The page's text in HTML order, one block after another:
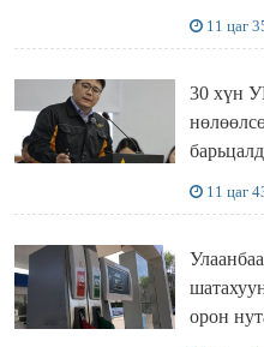
11 цаг
30 хүн
11 цаг
шатахуун
орон